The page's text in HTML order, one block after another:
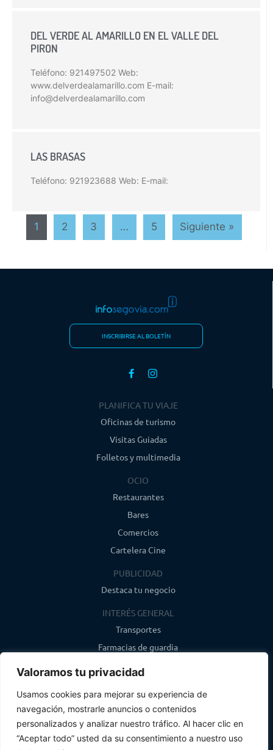
Valoramos tu privacidad
Usamos cookies para mejorar su experiencia de
navegación, mostrarle anuncios o contenidos
personalizados y analizar nuestro tráfico. Al hacer clic en
“Aceptar todo” usted da su consentimiento a nuestro uso
DEL VERDE AL AMARILLO EN EL VALLE DEL
PIRON
Teléfono: 921497502 Web:
www.delverdealamarillo.com E-mail:
info@delverdealamarillo.com
LAS BRASAS
Teléfono: 921923688 Web: E-mail:
1 2 3 … 5 Siguiente »
INSCRIBIRSE AL BOLETÍN
PLANIFICA TU VIAJE
Oficinas de turismo
Visitas Guiadas
Folletos y multimedia
OCIO
Restaurantes
Bares
Comercios
Cartelera Cine
PUBLICIDAD
Destaca tu negocio
INTERÉS GENERAL
Transportes
Farmacias de guardia
CONTACTO
info@infosegovia.com